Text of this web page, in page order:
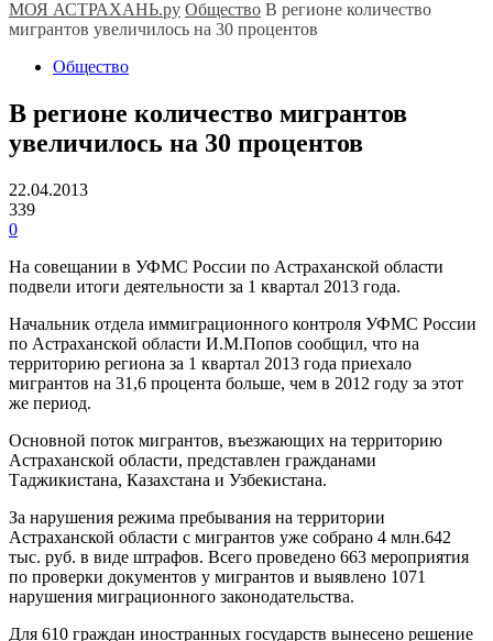
МОЯ АСТРАХАНЬ.ру Общество В регионе количество
мигрантов увеличилось на 30 процентов
Общество
В регионе количество мигрантов
увеличилось на 30 процентов
22.04.2013
339
0
На совещании в УФМС России по Астраханской области
подвели итоги деятельности за 1 квартал 2013 года.
Начальник отдела иммиграционного контроля УФМС России
по Астраханской области И.М.Попов сообщил, что на
территорию региона за 1 квартал 2013 года приехало
мигрантов на 31,6 процента больше, чем в 2012 году за этот
же период.
Основной поток мигрантов, въезжающих на территорию
Астраханской области, представлен гражданами
Таджикистана, Казахстана и Узбекистана.
За нарушения режима пребывания на территории
Астраханской области с мигрантов уже собрано 4 млн.642
тыс. руб. в виде штрафов. Всего проведено 663 мероприятия
по проверки документов у мигрантов и выявлено 1071
нарушения миграционного законодательства.
Для 610 граждан иностранных государств вынесено решение